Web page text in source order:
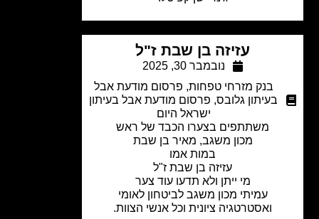
עזיזה בן שבת ז"ל
נובמבר 30, 2025
בנק מזרחי טפחות,פרסום מודעת אבל
בעיתון גלובס, פרסום מודעת אבל בעיתון
ישראל היום
משתתפים בצערו הכבד של ראש
מכון משגב, מאיר בן שבת
במות אמו
עזיזה בן שבת ז"ל
מי ייתן ולא תדעו עוד צער
עמיתי מכון משגב לביטחון לאומי
ואסטרטגיה ציונית וכל אנשי הצוות.